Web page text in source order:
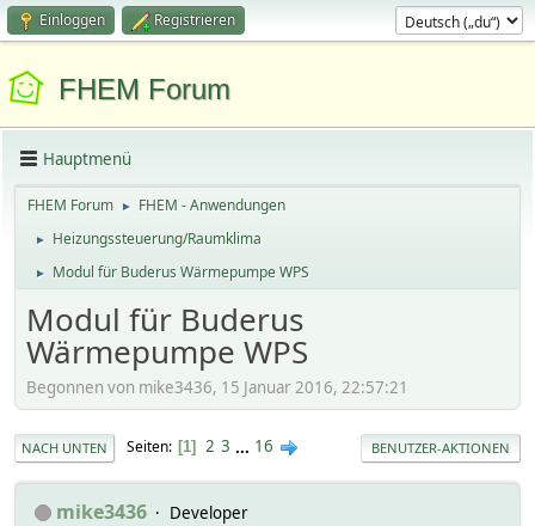
Einloggen Registrieren
FHEM Forum
Hauptmenü
FHEM Forum ► FHEM - Anwendungen
► Heizungssteuerung/Raumklima
► Modul für Buderus Wärmepumpe WPS
Modul für Buderus
Wärmepumpe WPS
Begonnen von mike3436, 15 Januar 2016, 22:57:21
NACH UNTEN Seiten 1 2 3 ... 16 BENUTZER-AKTIONEN
mike3436 Developer